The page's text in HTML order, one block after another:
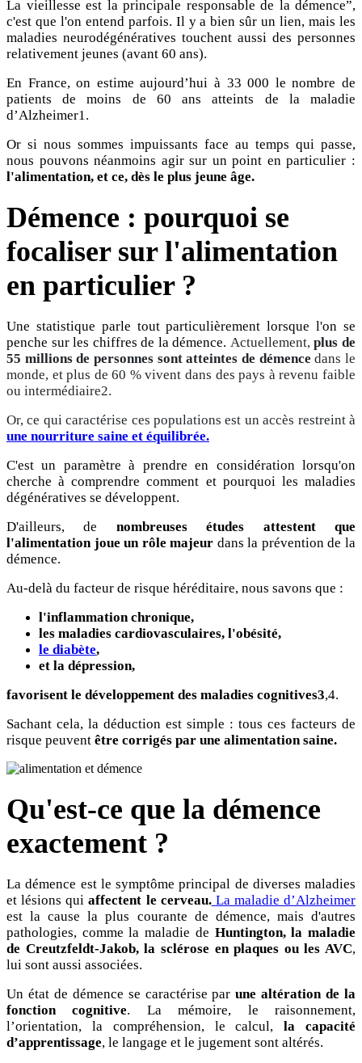
La vieillesse est la principale responsable de la démence”,
c'est que l'on entend parfois. Il y a bien sûr un lien, mais les
maladies neurodégénératives touchent aussi des personnes
relativement jeunes (avant 60 ans).
En France, on estime aujourd’hui à 33 000 le nombre de
patients de moins de 60 ans atteints de la maladie
d’Alzheimer1.
Or si nous sommes impuissants face au temps qui passe,
nous pouvons néanmoins agir sur un point en particulier :
l'alimentation, et ce, dès le plus jeune âge.
Démence : pourquoi se
focaliser sur l'alimentation
en particulier ?
Une statistique parle tout particulièrement lorsque l'on se
penche sur les chiffres de la démence. Actuellement,plus de
55 millions de personnes sont atteintes de démence dans le
monde, et plus de 60 % vivent dans des pays à revenu faible
ou intermédiaire2.
Or, ce qui caractérise ces populations est un accès restreint à
une nourriture saine et équilibrée.
C'est un paramètre à prendre en considération lorsqu'on
cherche à comprendre comment et pourquoi les maladies
dégénératives se développent.
D'ailleurs, de nombreuses études attestent que
l'alimentation joue un rôle majeur dans la prévention de la
démence.
Au-delà du facteur de risque héréditaire, nous savons que :
l'inflammation chronique,
les maladies cardiovasculaires, l'obésité,
le diabète,
et la dépression,
favorisent le développement des maladies cognitives3,4.
Sachant cela, la déduction est simple : tous ces facteurs de
risque peuvent être corrigés par une alimentation saine.
Qu'est-ce que la démence
exactement ?
La démence est le symptôme principal de diverses maladies
et lésions quiaffectent le cerveau. La maladie d’Alzheimer
est la cause la plus courante de démence, mais d'autres
pathologies, comme la maladie de Huntington, la maladie
de Creutzfeldt-Jakob, la sclérose en plaques ou les AVC,
lui sont aussi associées.
Un état de démence se caractérise parune altération de la
fonction cognitive. La mémoire, le raisonnement,
l’orientation, la compréhension, le calcul,la capacité
d’apprentissage, le langage et le jugement sont altérés.